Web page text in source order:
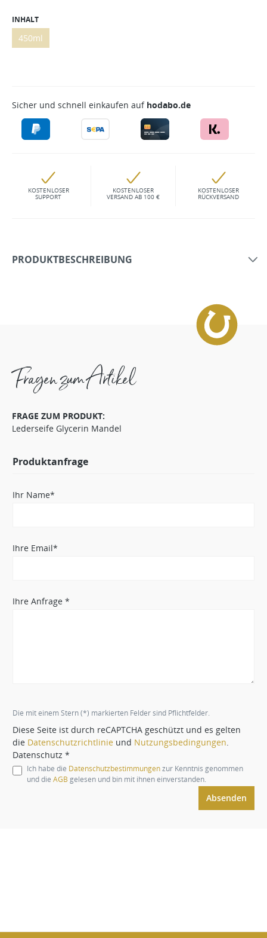
INHALT
450ml
Sicher und schnell einkaufen auf hodabo.de
KOSTENLOSER
SUPPORT
KOSTENLOSER
VERSAND AB 100 €
KOSTENLOSER
RÜCKVERSAND
PRODUKTBESCHREIBUNG
Fragen zum Artikel
FRAGE ZUM PRODUKT:
Lederseife Glycerin Mandel
Produktanfrage
Ihr Name*
Ihre Email*
Ihre Anfrage *
Die mit einem Stern (*) markierten Felder sind Pflichtfelder.
Diese Seite ist durch reCAPTCHA geschützt und es gelten
die Datenschutzrichtlinie und Nutzungsbedingungen
Datenschutz *
Ich habe die Datenschutzbestimmungenzur Kenntnis genommen
und die AGB gelesen und bin mit ihnen einverstanden.
Absenden